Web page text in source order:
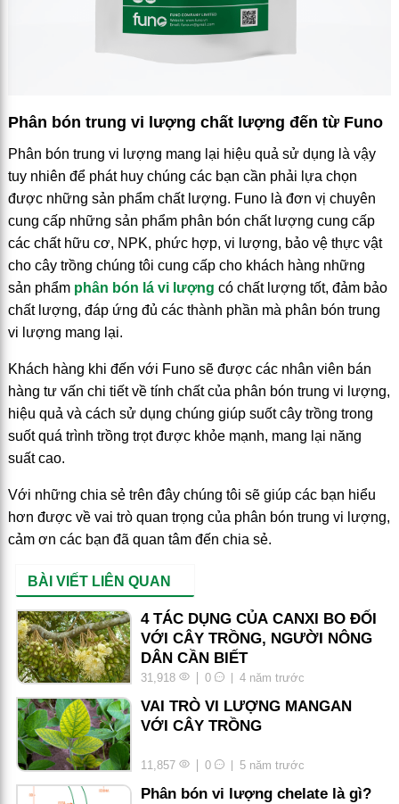
Phân bón trung vi lượng chất lượng đến từ Funo
Phân bón trung vi lượng mang lại hiệu quả sử dụng là vậy
tuy nhiên để phát huy chúng các bạn cần phải lựa chọn
được những sản phẩm chất lượng. Funo là đơn vị chuyên
cung cấp những sản phẩm phân bón chất lượng cung cấp
các chất hữu cơ, NPK, phức hợp, vi lượng, bảo vệ thực vật
cho cây trồng chúng tôi cung cấp cho khách hàng những
sản phẩm phân bón lá vi lượng có chất lượng tốt, đảm bảo
chất lượng, đáp ứng đủ các thành phần mà phân bón trung
vi lượng mang lại.
Khách hàng khi đến với Funo sẽ được các nhân viên bán
hàng tư vấn chi tiết về tính chất của phân bón trung vi lượng,
hiệu quả và cách sử dụng chúng giúp suốt cây trồng trong
suốt quá trình trồng trọt được khỏe mạnh, mang lại năng
suất cao.
Với những chia sẻ trên đây chúng tôi sẽ giúp các bạn hiểu
hơn được về vai trò quan trọng của phân bón trung vi lượng,
cảm ơn các bạn đã quan tâm đến chia sẻ.
BÀI VIẾT LIÊN QUAN
4 TÁC DỤNG CỦA CANXI BO ĐỐI
VỚI CÂY TRỒNG, NGƯỜI NÔNG
DÂN CẦN BIẾT
31,918 0 4 năm trước
VAI TRÒ VI LƯỢNG MANGAN
VỚI CÂY TRỒNG
11,857 0 5 năm trước
Phân bón vi lượng chelate là gì?